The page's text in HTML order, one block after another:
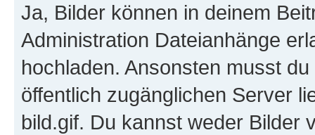
Ja, Bilder können in deinem
Administration Dateianhänge
hochladen. Ansonsten musst
öffentlich zugänglichen Server
bild.gif. Du kannst weder Bilder